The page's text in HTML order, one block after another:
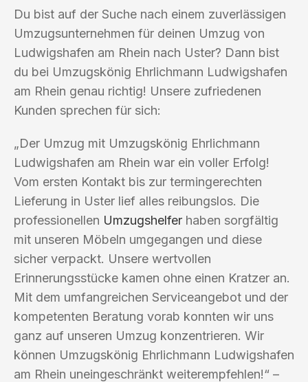
Du bist auf der Suche nach einem zuverlässigen
Umzugsunternehmen für deinen Umzug von
Ludwigshafen am Rhein nach Uster? Dann bist
du bei Umzugskönig Ehrlichmann Ludwigshafen
am Rhein genau richtig! Unsere zufriedenen
Kunden sprechen für sich:
„Der Umzug mit Umzugskönig Ehrlichmann
Ludwigshafen am Rhein war ein voller Erfolg!
Vom ersten Kontakt bis zur termingerechten
Lieferung in Uster lief alles reibungslos. Die
professionellen Umzugshelfer haben sorgfältig
mit unseren Möbeln umgegangen und diese
sicher verpackt. Unsere wertvollen
Erinnerungsstücke kamen ohne einen Kratzer an.
Mit dem umfangreichen Serviceangebot und der
kompetenten Beratung vorab konnten wir uns
ganz auf unseren Umzug konzentrieren. Wir
können Umzugskönig Ehrlichmann Ludwigshafen
am Rhein uneingeschränkt weiterempfehlen!“ –